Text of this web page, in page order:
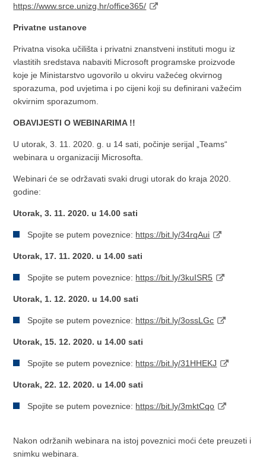
https://www.srce.unizg.hr/office365/
Privatne ustanove
Privatna visoka učilišta i privatni znanstveni instituti mogu iz
vlastitih sredstava nabaviti Microsoft programske proizvode
koje je Ministarstvo ugovorilo u okviru važećeg okvirnog
sporazuma, pod uvjetima i po cijeni koji su definirani važećim
okvirnim sporazumom.
OBAVIJESTI O WEBINARIMA !!
U utorak, 3. 11. 2020. g. u 14 sati, počinje serijal „Teams“
webinara u organizaciji Microsofta.
Webinari će se održavati svaki drugi utorak do kraja 2020.
godine:
Utorak, 3. 11. 2020. u 14.00 sati
Spojite se putem poveznice: https://bit.ly/34rqAui
Utorak, 17. 11. 2020. u 14.00 sati
Spojite se putem poveznice: https://bit.ly/3kuISR5
Utorak, 1. 12. 2020. u 14.00 sati
Spojite se putem poveznice: https://bit.ly/3ossLGc
Utorak, 15. 12. 2020. u 14.00 sati
Spojite se putem poveznice: https://bit.ly/31HHEKJ
Utorak, 22. 12. 2020. u 14.00 sati
Spojite se putem poveznice: https://bit.ly/3mktCqo
Nakon održanih webinara na istoj poveznici moći ćete preuzeti i
snimku webinara.